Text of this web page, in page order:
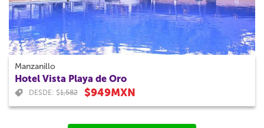
Manzanillo
Hotel Vista Playa de Oro
DESDE: $1,582 $949MXN